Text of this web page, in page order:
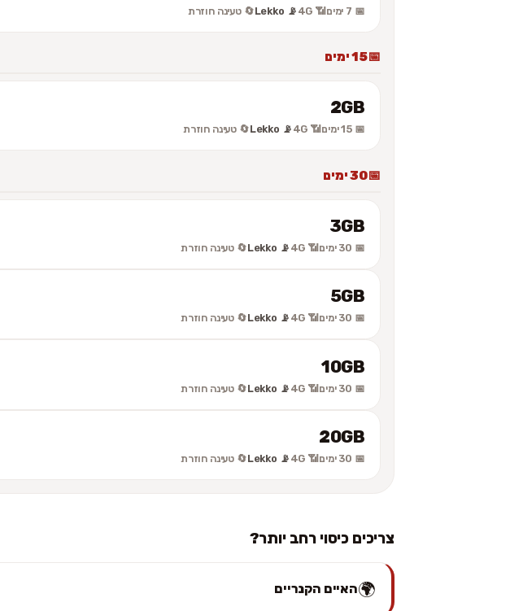
📅 7 ימים 📶 4G
📡 Lekko 🔄 טעינה חוזרת
15 ימים
2GB
📅 15 ימים 📶 4G
📡 Lekko 🔄 טעינה חוזרת
30 ימים
3GB
📅 30 ימים 📶 4G
📡 Lekko 🔄 טעינה חוזרת
5GB
📅 30 ימים 📶 4G
📡 Lekko 🔄 טעינה חוזרת
10GB
📅 30 ימים 📶 4G
📡 Lekko 🔄 טעינה חוזרת
20GB
📅 30 ימים 📶 4G
📡 Lekko 🔄 טעינה חוזרת
צריכים כיסוי רחב יותר?
🌍האיים הקנריים